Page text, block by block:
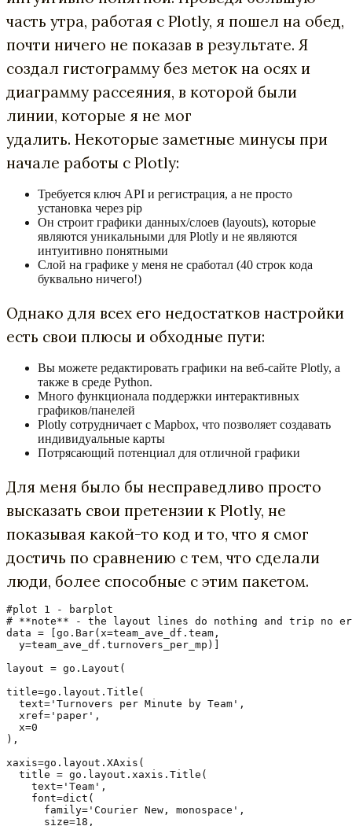
часть утра, работая с Plotly, я пошел на обед,
почти ничего не показав в результате. Я
создал гистограмму без меток на осях и
диаграмму рассеяния, в которой были
линии, которые я не мог
удалить. Некоторые заметные минусы при
начале работы с Plotly:
Требуется ключ API и регистрация, а не просто
установка через pip
Он строит графики данных/слоев (layouts), которые
являются уникальными для Plotly и не являются
интуитивно понятными
Слой на графике у меня не сработал (40 строк кода
буквально ничего!)
Однако для всех его недостатков настройки
есть свои плюсы и обходные пути:
Вы можете редактировать графики на веб-сайте Plotly, а
также в среде Python.
Много функционала поддержки интерактивных
графиков/панелей
Plotly сотрудничает с Mapbox, что позволяет создавать
индивидуальные карты
Потрясающий потенциал для отличной графики
Для меня было бы несправедливо просто
высказать свои претензии к Plotly, не
показывая какой-то код и то, что я смог
достичь по сравнению с тем, что сделали
люди, более способные с этим пакетом.
#plot 1 - barplot
# **note** - the layout lines do nothing and trip no
data = [go.Bar(x=team_ave_df.team,
  y=team_ave_df.turnovers_per_mp)]
layout = go.Layout(
title=go.layout.Title(
  text='Turnovers per Minute by Team',
  xref='paper',
  x=0
),
xaxis=go.layout.XAxis(
  title = go.layout.xaxis.Title(
    text='Team',
    font=dict(
      family='Courier New, monospace',
      size=18,